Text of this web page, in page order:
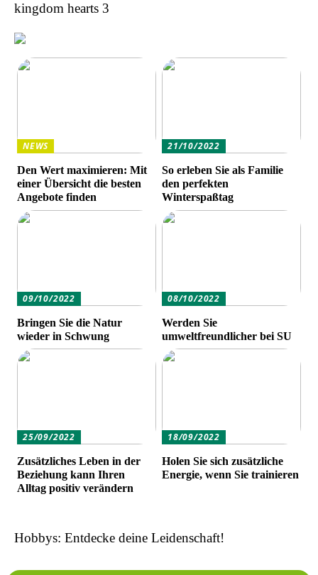
kingdom hearts 3
NEWS
Den Wert maximieren: Mit
einer Übersicht die besten
Angebote finden
21/10/2022
So erleben Sie als Familie
den perfekten
Winterspaßtag
09/10/2022
Bringen Sie die Natur
wieder in Schwung
08/10/2022
Werden Sie
umweltfreundlicher bei SU
25/09/2022
Zusätzliches Leben in der
Beziehung kann Ihren
Alltag positiv verändern
18/09/2022
Holen Sie sich zusätzliche
Energie, wenn Sie trainieren
Hobbys: Entdecke deine Leidenschaft!